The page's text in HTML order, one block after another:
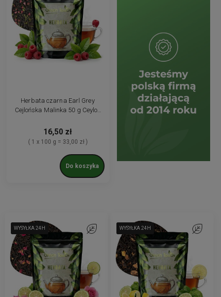
Herbata czarna Earl Grey
Cejlońska Malinka 50 g Ceylon
16,50 zł
( 1 x 100 g = 33,00 zł )
Do koszyka
WYSYŁKA 24H
WYSYŁKA 24H
WYSYŁKA 24H Do ulubionychWYSYŁKA 24H
WYSYŁKA 24H
WYSYŁKA 24H Do